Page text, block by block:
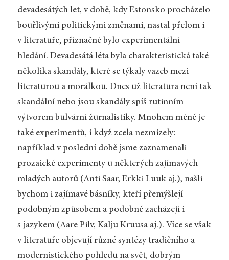
devadesátých let, v době, kdy Estonsko procházelo
bouřlivými politickými změnami, nastal přelom i
v literatuře, příznačné bylo experimentální
hledání. Devadesátá léta byla charakteristická také
několika skandály, které se týkaly vazeb mezi
literaturou a morálkou. Dnes už literatura není tak
skandální nebo jsou skandály spíš rutinním
výtvorem bulvární žurnalistiky. Mnohem méně je
také experimentů, i když zcela nezmizely:
například v poslední době jsme zaznamenali
prozaické experimenty u některých zajímavých
mladých autorů (Anti Saar, Erkki Luuk aj.), našli
bychom i zajímavé básníky, kteří přemýšlejí
podobným způsobem a podobně zacházejí i
s jazykem (Aare Pilv, Kalju Kruusa aj.). Více se však
v literatuře objevují různé syntézy tradičního a
modernistického pohledu na svět, dobrým